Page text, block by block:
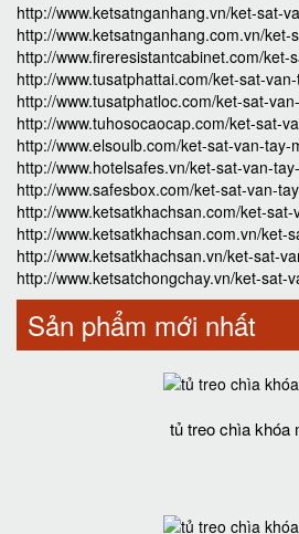
http://www.ketsatnganhang.vn/ket-sat-
http://www.ketsatnganhang.com.vn/
http://www.fireresistantcabinet.com/ket-
http://www.tusatphattai.com/ket-sat-
http://www.tusatphatloc.com/ket-sat-
http://www.tuhosocaocap.com/ket-sat-
http://www.elsoulb.com/ket-sat-van-tay-
http://www.hotelsafes.vn/ket-sat-van-
http://www.safesbox.com/ket-sat-van-
http://www.ketsatkhachsan.com/ket-
http://www.ketsatkhachsan.com.vn/ket-
http://www.ketsatkhachsan.vn/ket-sat-
http://www.ketsatchongchay.vn/ket-sat-
Sản phẩm mới nhất
tủ treo chìa khóa